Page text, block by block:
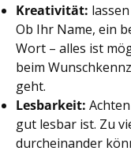
Kreativität:
Ob Ihr Name, ein
Wort – alles ist
beim
geht.
Lesbarkeit:
gut lesbar ist. Zu
durcheinander